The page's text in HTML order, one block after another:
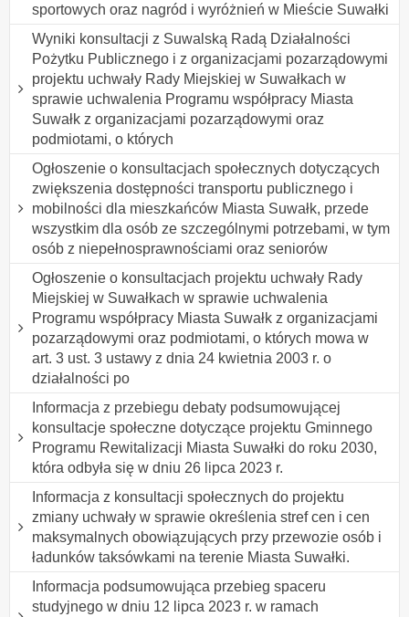
sportowych oraz nagród i wyróżnień w Mieście Suwałki
Wyniki konsultacji z Suwalską Radą Działalności
Pożytku Publicznego i z organizacjami pozarządowymi
projektu uchwały Rady Miejskiej w Suwałkach w
sprawie uchwalenia Programu współpracy Miasta
Suwałk z organizacjami pozarządowymi oraz
podmiotami, o których
Ogłoszenie o konsultacjach społecznych dotyczących
zwiększenia dostępności transportu publicznego i
mobilności dla mieszkańców Miasta Suwałk, przede
wszystkim dla osób ze szczególnymi potrzebami, w tym
osób z niepełnosprawnościami oraz seniorów
Ogłoszenie o konsultacjach projektu uchwały Rady
Miejskiej w Suwałkach w sprawie uchwalenia
Programu współpracy Miasta Suwałk z organizacjami
pozarządowymi oraz podmiotami, o których mowa w
art. 3 ust. 3 ustawy z dnia 24 kwietnia 2003 r. o
działalności po
Informacja z przebiegu debaty podsumowującej
konsultacje społeczne dotyczące projektu Gminnego
Programu Rewitalizacji Miasta Suwałki do roku 2030,
która odbyła się w dniu 26 lipca 2023 r.
Informacja z konsultacji społecznych do projektu
zmiany uchwały w sprawie określenia stref cen i cen
maksymalnych obowiązujących przy przewozie osób i
ładunków taksówkami na terenie Miasta Suwałki.
Informacja podsumowująca przebieg spaceru
studyjnego w dniu 12 lipca 2023 r. w ramach